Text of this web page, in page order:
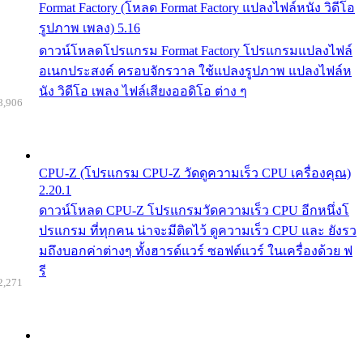
Format Factory (โหลด Format Factory แปลงไฟล์หนัง วิดีโอ
รูปภาพ เพลง) 5.16
ดาวน์โหลดโปรแกรม Format Factory โปรแกรมแปลงไฟล์
อเนกประสงค์ ครอบจักรวาล ใช้แปลงรูปภาพ แปลงไฟล์ห
นัง วิดีโอ เพลง ไฟล์เสียงออดิโอ ต่าง ๆ
CPU-Z (โปรแกรม CPU-Z วัดดูความเร็ว CPU เครื่องคุณ)
2.20.1
ดาวน์โหลด CPU-Z โปรแกรมวัดความเร็ว CPU อีกหนึ่งโ
ปรแกรม ที่ทุกคน น่าจะมีติดไว้ ดูความเร็ว CPU และ ยังรว
มถึงบอกค่าต่างๆ ทั้งฮารด์แวร์ ซอฟต์แวร์ ในเครื่องด้วย ฟ
รี